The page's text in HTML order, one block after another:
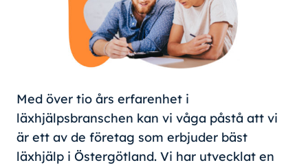
Med över tio års erfarenhet i
läxhjälpsbranschen kan vi våga påstå att vi
är ett av de företag som erbjuder bäst
läxhjälp i Östergötland. Vi har utvecklat en